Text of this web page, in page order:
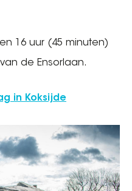
16 uur (45 minuten)
de Ensorlaan.
in Koksijde